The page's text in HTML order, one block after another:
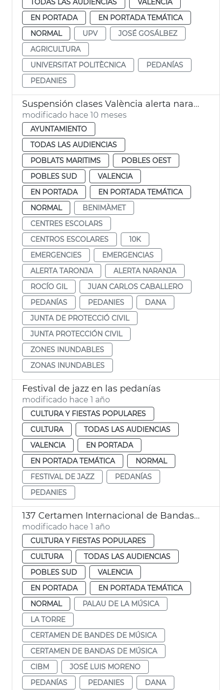
EN PORTADA
EN PORTADA TEMÁTICA
NORMAL
UPV
JOSÉ GOSÁLBEZ
AGRICULTURA
UNIVERSITAT POLITÈCNICA
PEDANÍAS
PEDANIES
Suspensión clases València alerta naranja lluvias
modificado hace 10 meses
AYUNTAMIENTO
TODAS LAS AUDIENCIAS
POBLATS MARITIMS
POBLES OEST
POBLES SUD
VALENCIA
EN PORTADA
EN PORTADA TEMÁTICA
NORMAL
BENIMÀMET
CENTRES ESCOLARS
CENTROS ESCOLARES
10K
EMERGENCIES
EMERGENCIAS
ALERTA TARONJA
ALERTA NARANJA
ROCÍO GIL
JUAN CARLOS CABALLERO
PEDANÍAS
PEDANIES
DANA
JUNTA DE PROTECCIÓ CIVIL
JUNTA PROTECCIÓN CIVIL
ZONES INUNDABLES
ZONAS INUNDABLES
Festival de jazz en las pedanías
modificado hace 1 año
CULTURA Y FIESTAS POPULARES
CULTURA
TODAS LAS AUDIENCIAS
VALENCIA
EN PORTADA
EN PORTADA TEMÁTICA
NORMAL
FESTIVAL DE JAZZ
PEDANÍAS
PEDANIES
137 Certamen Internacional de Bandas de Música de València
modificado hace 1 año
CULTURA Y FIESTAS POPULARES
CULTURA
TODAS LAS AUDIENCIAS
POBLES SUD
VALENCIA
EN PORTADA
EN PORTADA TEMÁTICA
NORMAL
PALAU DE LA MÚSICA
LA TORRE
CERTAMEN DE BANDES DE MÚSICA
CERTAMEN DE BANDAS DE MÚSICA
CIBM
JOSÉ LUIS MORENO
PEDANÍAS
PEDANIES DANA